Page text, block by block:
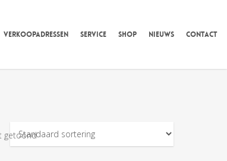
VERKOOPADRESSEN SERVICE SHOP NIEUWS CONTACT
getoond